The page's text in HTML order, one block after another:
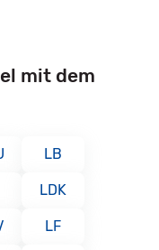
mit dem
LB
LDK
LF